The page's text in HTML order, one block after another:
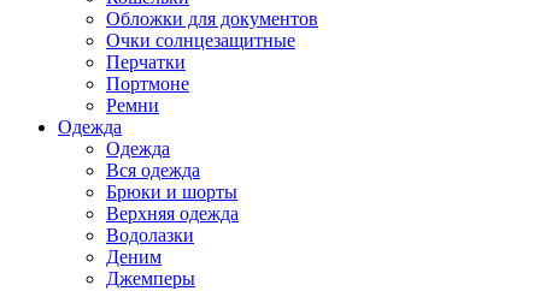
Обложки для документов
Очки солнцезащитные
Перчатки
Портмоне
Ремни
Одежда
Одежда
Вся одежда
Брюки и шорты
Верхняя одежда
Водолазки
Деним
Джемперы